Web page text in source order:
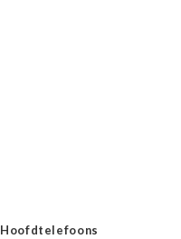
Hoofdtelefoons